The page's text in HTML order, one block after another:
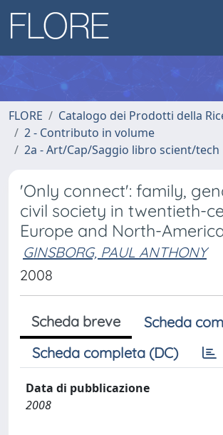
FLORE
Catalogo dei Prodotti della
2 - Contributo in volume
2a - Art/Cap/Saggio libro scient/tech
'Only connect': family,
civil society in twentieth-
Europe and North-
GINSBORG, PAUL ANTHONY
2008
Scheda breve
Scheda
Scheda completa (DC)
Data di pubblicazione
2008